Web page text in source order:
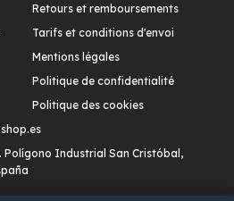
Retours et remboursements
Tarifs et conditions d'envoi
Mentions légales
Politique de confidentialité
Politique des cookies
Polígono Industrial San Cristóbal,